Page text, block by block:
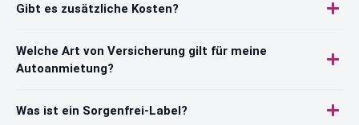
Gibt es zusätzliche Kosten?
Welche Art von Versicherung gilt für meine
Autoanmietung?
Was ist ein Sorgenfrei-Label?